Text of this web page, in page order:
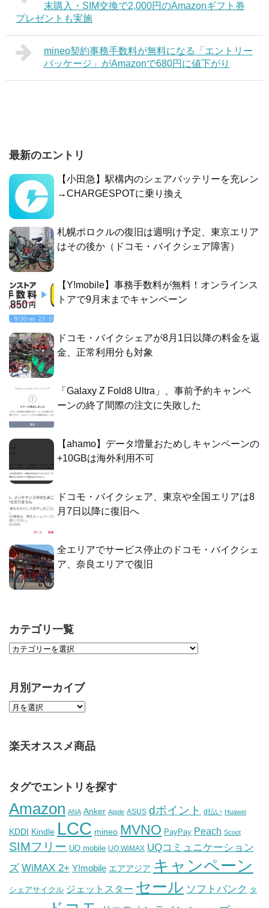
末購入・SIM交換で2,000円のAmazonギフト券
プレゼントも実施
mineo契約事務手数料が無料になる「エントリー
パッケージ」がAmazonで680円に値下がり
最新のエントリ
【小田急】駅構内のシェアバッテリーを充レン
→CHARGESPOTに乗り換え
札幌ポロクルの復旧は週明け予定、東京エリア
はその後か（ドコモ・バイクシェア障害）
【Y!mobile】事務手数料が無料！オンラインス
トアで9月末までキャンペーン
ドコモ・バイクシェアが8月1日以降の料金を返
金、正常利用分も対象
「Galaxy Z Fold8 Ultra」、事前予約キャンペ
ーンの終了間際の注文に失敗した
【ahamo】データ増量おためしキャンペーンの
+10GBは海外利用不可
ドコモ・バイクシェア、東京や全国エリアは8
月7日以降に復旧へ
全エリアでサービス停止のドコモ・バイクシェ
ア、奈良エリアで復旧
カテゴリ一覧
月別アーカイブ
楽天オススメ商品
タグでエントリを探す
Amazon ANA Anker Apple ASUS dポイント d払い Huawei
KDDI Kindle LCC mineo MVNO PayPay Peach Scoot
SIMフリー UQ mobile UQ WiMAX UQコミュニケーション
ズ WiMAX 2+ Y!mobile エアアジア キャンペーン
シェアサイクル ジェットスター セール ソフトバンク タ